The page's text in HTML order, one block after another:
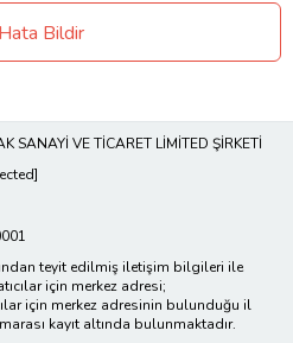
Hata Bildir
SANAYİ VE TİCARET LİMİTED ŞİRKETİ
teyit edilmiş iletişim bilgileri ile
için merkez adresi;
için merkez adresinin bulunduğu il
kayıt altında bulunmaktadır.